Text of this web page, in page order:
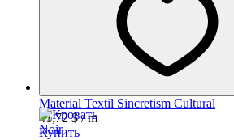
Material Textil Sincretism Cultural
41,72$ / m
Купить